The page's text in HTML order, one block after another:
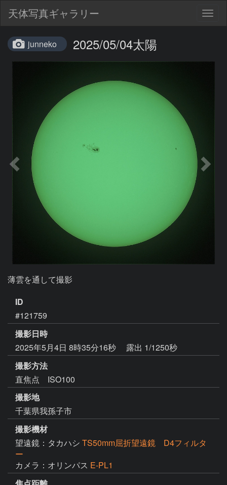
天体写真ギャラリー
junneko 2025/05/04太陽
薄雲を通して撮影
ID
#121759
撮影日時
2025年5月4日 8時35分16秒
露出 1/1250秒
撮影方法
直焦点 ISO100
撮影地
千葉県我孫子市
撮影機材
望遠鏡：タカハシ TS50mm屈折望遠鏡 D4フィルタ
ー
カメラ：オリンパス E-PL1